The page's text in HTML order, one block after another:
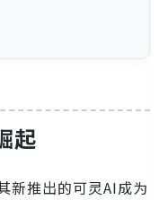
起
新推出的可灵AI成为